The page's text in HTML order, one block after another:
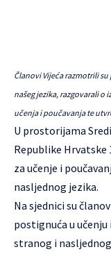
Članovi Vijeća razmotrili
našeg jezika, razgovarali
učenja i poučavanja te
U prostorijama
Republike Hrvatske
za učenje i
nasljednog jezika.
Na sjednici su
postignuća u
stranog i